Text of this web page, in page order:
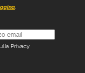
.
Privacy